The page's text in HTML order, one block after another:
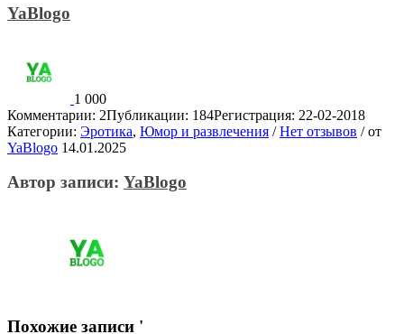
YaBlogo
1 000
Комментарии: 2Публикации: 184Регистрация: 22-02-2018
Категории: Эротика, Юмор и развлечения / Нет отзывов /от
YaBlogo 14.01.2025
Автор записи: YaBlogo
Похожие записи '